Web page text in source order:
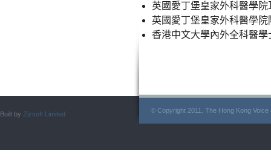
英國愛丁堡皇家外科醫學
英國愛丁堡皇家外科醫學院
香港中文大學內外全科醫學
© Copyright 2011. The Hong Kong
Built by Zizsoft Limited